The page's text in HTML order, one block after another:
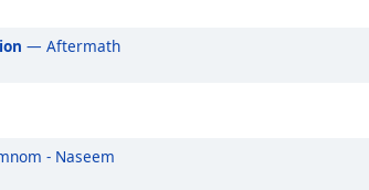
— Aftermath
- Naseem